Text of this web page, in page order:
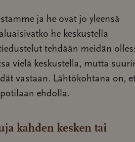
ja he ovat jo yleensä
he keskustella
tehdään meidän
vielä keskustella, mutta
vastaan. Lähtökohtana on,
ehdolla.
kahden kesken tai